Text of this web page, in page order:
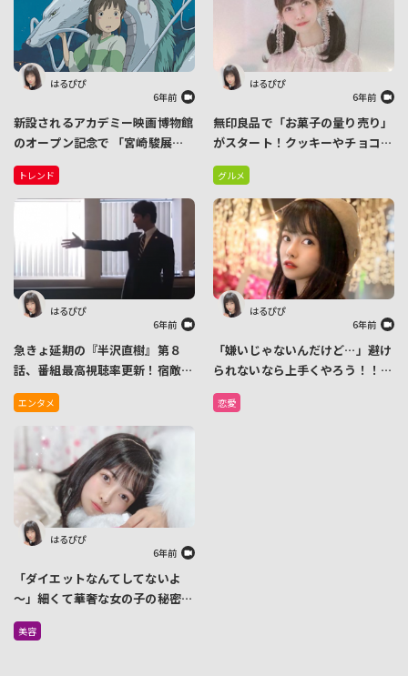
はるぴぴ
6年前
新設されるアカデミー映画博物館
のオープン記念で 「宮崎駿展」
が開催 「スタジオジブリ」全面
協力で絵コンテなどが展示
トレンド
はるぴぴ
6年前
無印良品で「お菓子の量り売り」
がスタート！クッキーやチョコな
どを食べたいだけ買えます
グルメ
はるぴぴ
6年前
急きょ延期の『半沢直樹』第８
話、番組最高視聴率更新！宿敵・
大和田から放たれた「おねしゃ
す」にファン大喜び
エンタメ
はるぴぴ
6年前
「嫌いじゃないんだけど…」避け
られないなら上手くやろう！！あ
まり仲良くない苦手な友達と話す
コツをお教えします
恋愛
はるぴぴ
6年前
「ダイエットなんてしてないよ
～」細くて華奢な女の子の秘密…
それは、当たり前すぎてやらない
ある行為にありました
美容